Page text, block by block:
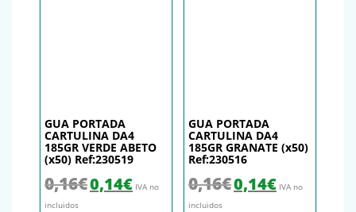
GUA PORTADA
CARTULINA DA4
185GR VERDE ABETO
(x50) Ref:230519
0,16€ El precio original era: 0,16€.
0,14€El precio actual es: 0,14€.
IVA no
incluidos
GUA PORTADA
CARTULINA DA4
185GR GRANATE (x50)
Ref:230516
0,16€ El precio original era: 0,16€.
0,14€El precio actual
IVA no
incluidos